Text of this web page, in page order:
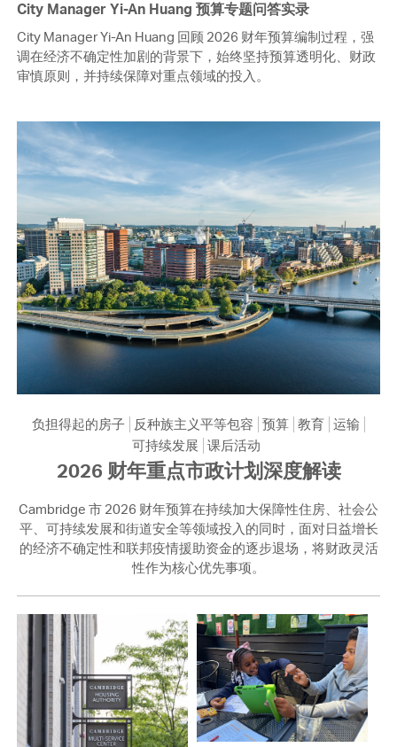
City Manager Yi-An Huang 预算专题问答实录
City Manager Yi-An Huang 回顾 2026 财年预算编制过程，强
调在经济不确定性加剧的背景下，始终坚持预算透明化、财政
审慎原则，并持续保障对重点领域的投入。
负担得起的房子 反种族主义平等包容 预算 教育 运输
可持续发展 课后活动
2026 财年重点市政计划深度解读
Cambridge 市 2026 财年预算在持续加大保障性住房、社会公
平、可持续发展和街道安全等领域投入的同时，面对日益增长
的经济不确定性和联邦疫情援助资金的逐步退场，将财政灵活
性作为核心优先事项。